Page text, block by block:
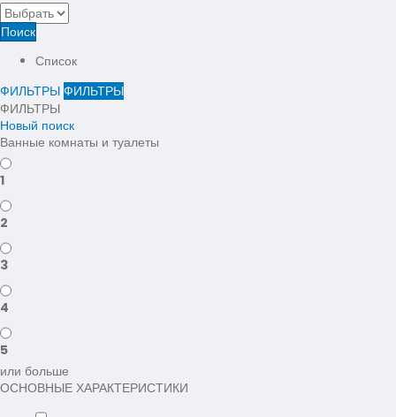
Поиск
Список
ФИЛЬТРЫ ФИЛЬТРЫ
ФИЛЬТРЫ
Новый поиск
Ванные комнаты и туалеты
1
2
3
4
5
или больше
ОСНОВНЫЕ ХАРАКТЕРИСТИКИ